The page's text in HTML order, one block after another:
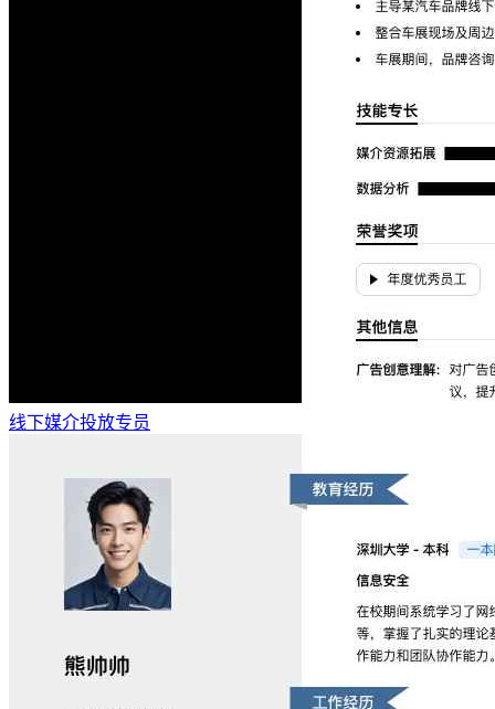
线下媒介投放专员